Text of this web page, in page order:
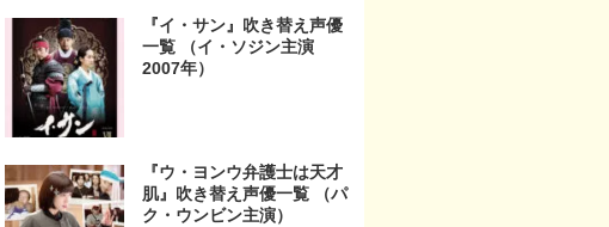
『イ・サン』吹き替え声優
一覧 （イ・ソジン主演
2007年）
『ウ・ヨンウ弁護士は天才
肌』吹き替え声優一覧 （パ
ク・ウンビン主演）